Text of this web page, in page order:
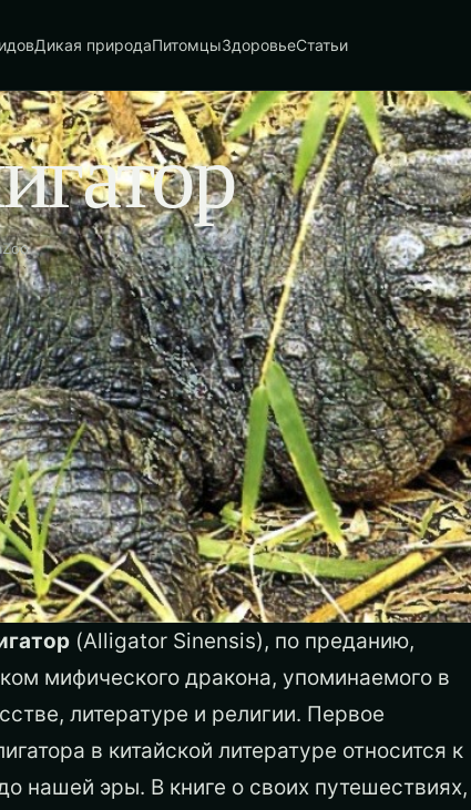
Дикая природаПитомцыЗдоровьеСтатьи
(Alligator Sinensis), по преданию,
мифического дракона, упоминаемого в
литературе и религии. Первое
в китайской литературе относится к
нашей эры. В книге о своих путешествиях,